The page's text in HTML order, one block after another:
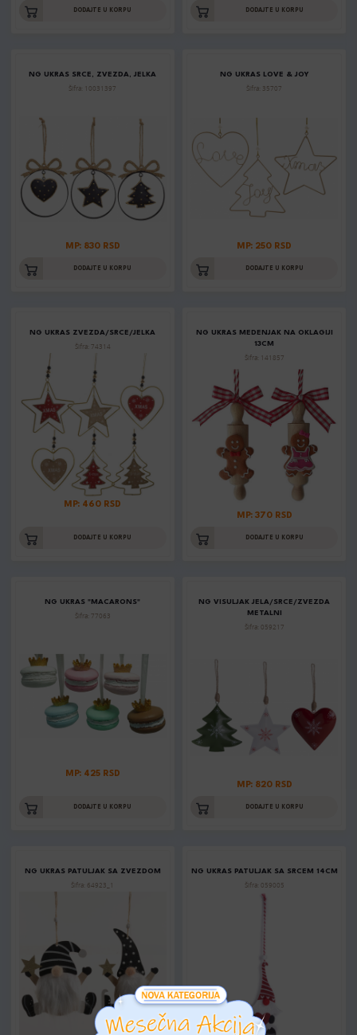
DODAJTE U KORPU DODAJTE U KORPU
NG UKRAS SRCE, ZVEZDA, JELKA
Šifra: 10031397
MP: 830 RSD
DODAJTE U KORPU
NG UKRAS LOVE & JOY
Šifra: 35707
MP: 250 RSD
DODAJTE U KORPU
NG UKRAS ZVEZDA/SRCE/JELKA
Šifra: 74314
MP: 460 RSD
DODAJTE U KORPU
NG UKRAS MEDENJAK NA OKLAGIJI
13CM
Šifra: 141857
MP: 370 RSD
DODAJTE U KORPU
NG UKRAS "MACARONS"
Šifra: 77063
MP: 425 RSD
DODAJTE U KORPU
NG VISULJAK JELA/SRCE/ZVEZDA
METALNI
Šifra: 059217
MP: 820 RSD
DODAJTE U KORPU
NG UKRAS PATULJAK SA ZVEZDOM
Šifra: 64923_1
NG UKRAS PATULJAK SA SRCEM 14CM
Šifra: 059005